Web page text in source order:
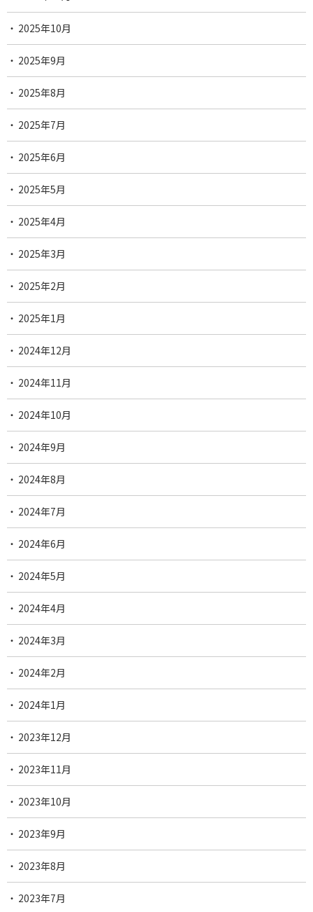
2025年10月
2025年9月
2025年8月
2025年7月
2025年6月
2025年5月
2025年4月
2025年3月
2025年2月
2025年1月
2024年12月
2024年11月
2024年10月
2024年9月
2024年8月
2024年7月
2024年6月
2024年5月
2024年4月
2024年3月
2024年2月
2024年1月
2023年12月
2023年11月
2023年10月
2023年9月
2023年8月
2023年7月